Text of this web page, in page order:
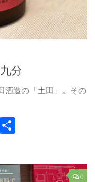
分
酒造の「土田」。その
0